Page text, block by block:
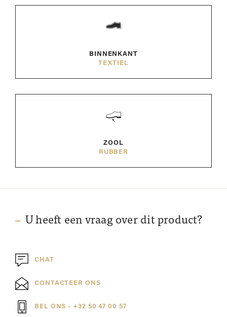
BINNENKANT
TEXTIEL
ZOOL
RUBBER
U heeft een vraag over dit product?
CHAT
CONTACTEER ONS
BEL ONS - +32 50 47 00 57